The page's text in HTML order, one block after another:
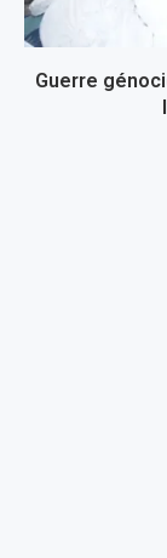
Guerre